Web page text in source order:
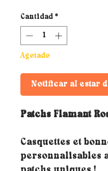
Cantidad *
Agotado
Notificar al estar
Patchs Flamant
Casquettes et
personnalisables